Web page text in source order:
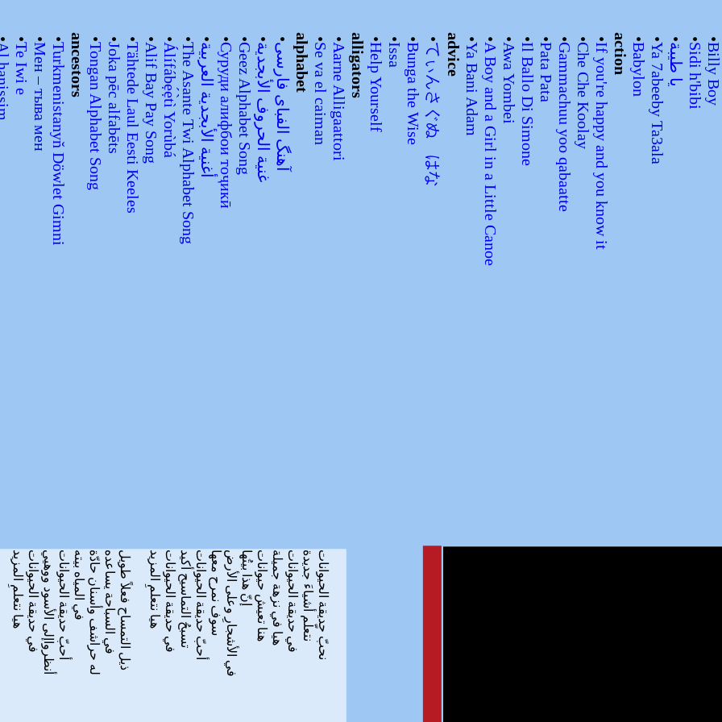
•
Billy Boy
•
Sidi h'bibi
•
يا طيبة
•
Ya 7abeeby Ta3ala
•
Babylon
action
•
If you're happy and you know it
•
Che Che Koolay
•
Gammachuu yoo qabaatte
•
Pata Pata
•
Il Ballo Di Simone
•
Awa Yombei
•
A Boy and a Girl in a Little Canoe
•
Ya Bani Adam
advice
•
てぃんさぐぬ はな
•
Bunga the Wise
•
Issa
•
Help Yourself
alligators
•
Aarne Alligaattori
•
Se va el caiman
alphabet
•
آهنگ الفبای فارسی
•
غنية الحروف الأبجدية
•
Geez Alphabet Song
•
Суруди алифбои тоҷикӣ
•
أغنية الأبجدية العربية
•
The Asante Twi Alphabet Song
•
Álífábẹ́ẹ̀tì Yorùbá
•
Alif Bay Pay Song
•
Tähtede Laul Eesti Keeles
•
Joka pēc alfabēts
•
Tongan Alphabet Song
ancestors
•
Turkmenistanyň Döwlet Gimni
•
Мен – тыва мен
•
Te Iwi e
نحبّ حديقة الحيواناتنتعلّم أشياءَ جديدةفي حديقة الحيواناتهيا في نزهة جميلةهنا تعيش حيواناتإنّ هذا بيتُهافي الأشجارِ وعلى الأرضسوف نمرح معهاأحبّ حديقة الحيواناتتسبحُ التماسيح أكيدفي حديقة الحيواناتهيا نتعلمِ المزيد ذيل التمساح فعلاً طويلفي السباحة يساعدهله حراشف وأسنان حادّةفي المياه بيتهأحبّ حديقة الحيواناتأنظرواإلى الأسود ووهييفي حديقة الحيواناتهيا نتعلمِ المزيد